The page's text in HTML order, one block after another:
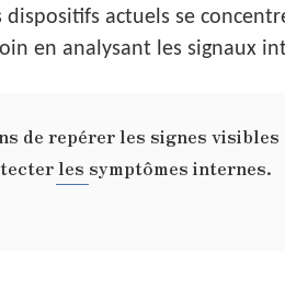
actuels se
en analysant les signaux
de repérer les signes visibles
les symptômes internes.